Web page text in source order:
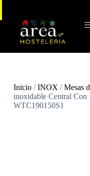
Inicio/INOX /Mesas
inoxidable Central Con
WTC190150S1